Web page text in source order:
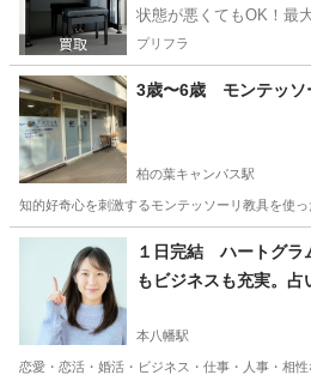
状態が悪くてもOK！最
プリフラ
3歳〜6歳 モンテッソ
柏の葉キャンパス駅
知的好奇心を刺激するモンテッソーリ教具を使
千葉 柏市 柏の葉キャンパス駅 その
１日完結 ハートグラ
もビジネスも充実。
本八幡駅
恋愛・恋活・婚活・ビジネス・仕事・人事・相